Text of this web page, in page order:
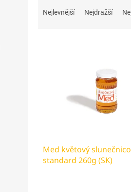
Nejlevnější Nejdražší
Med květový
standard 260g (SK)